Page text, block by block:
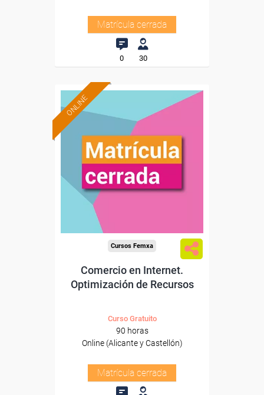
Matrícula cerrada
0 30
ONLINE
Cursos Femxa
Comercio en Internet.
Optimización de Recursos
Curso Gratuito
90 horas
Online (Alicante y Castellón)
Matrícula cerrada